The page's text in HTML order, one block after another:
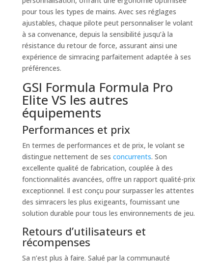
pour tous les types de mains. Avec ses réglages
ajustables, chaque pilote peut personnaliser le volant
à sa convenance, depuis la sensibilité jusqu’à la
résistance du retour de force, assurant ainsi une
expérience de simracing parfaitement adaptée à ses
préférences.
GSI Formula Formula Pro
Elite VS les autres
équipements
Performances et prix
En termes de performances et de prix, le volant se
distingue nettement de ses concurrents. Son
excellente qualité de fabrication, couplée à des
fonctionnalités avancées, offre un rapport qualité-prix
exceptionnel. Il est conçu pour surpasser les attentes
des simracers les plus exigeants, fournissant une
solution durable pour tous les environnements de jeu.
Retours d’utilisateurs et
récompenses
Sa n’est plus à faire. Salué par la communauté